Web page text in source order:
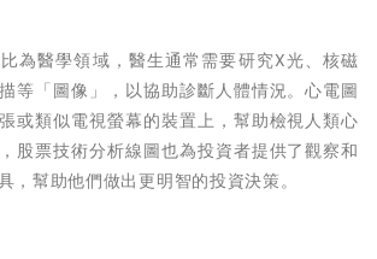
為醫學領域，醫生通常需要研究X光、核磁
等「圖像」，以協助診斷人體情況。心電圖
或類似電視螢幕的裝置上，幫助檢視人類心
股票技術分析線圖也為投資者提供了觀察和
，幫助他們做出更明智的投資決策。